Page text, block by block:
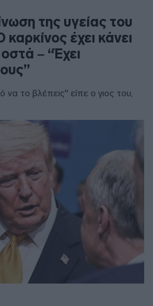
της υγείας του
έχει κάνει
– “Έχει
να το βλέπεις" είπε ο γιος του,